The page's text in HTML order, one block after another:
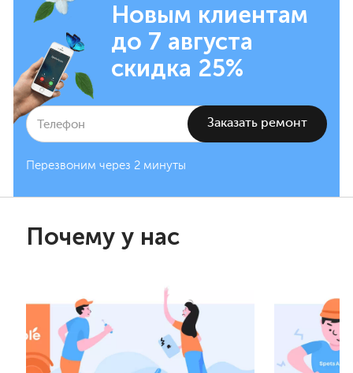
Новым клиентам
до 7 августа
скидка 25%
Перезвоним через 2 минуты
Почему у нас